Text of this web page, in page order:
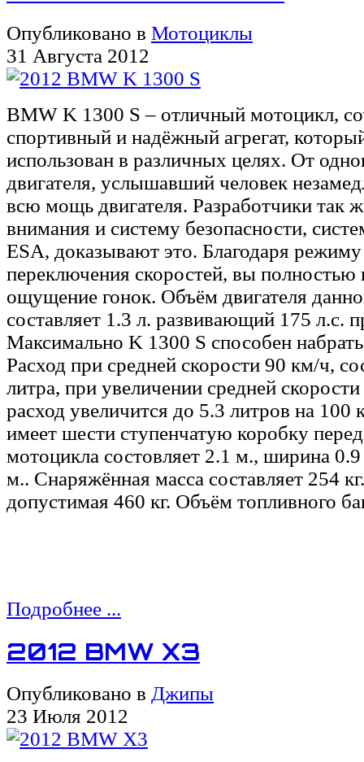
Опубликовано в Мотоциклы
31 Августа 2012
BMW K 1300 S – отличный мотоцикл,
спортивный и надёжный агрегат,
использован в различных целях. От
двигателя, услышавший человек
всю мощь двигателя. Разработчики так
внимания и систему безопасности,
ESA, доказывают это. Благодаря режиму
переключения скоростей, вы полностью
ощущение гонок. Объём двигателя
составляет 1.3 л. развивающий 175 л.с.
Максимально K 1300 S способен
Расход при средней скорости 90 км/ч,
литра, при увеличении средней
расход увеличится до 5.3 литров на 100
имеет шести ступенчатую коробку
мотоцикла состовляет 2.1 м., ширина
м.. Снаряжённая масса составляет 254
допустимая 460 кг. Объём топливного
Подробнее ...
2012 BMW X3
Опубликовано в Джипы
23 Июля 2012